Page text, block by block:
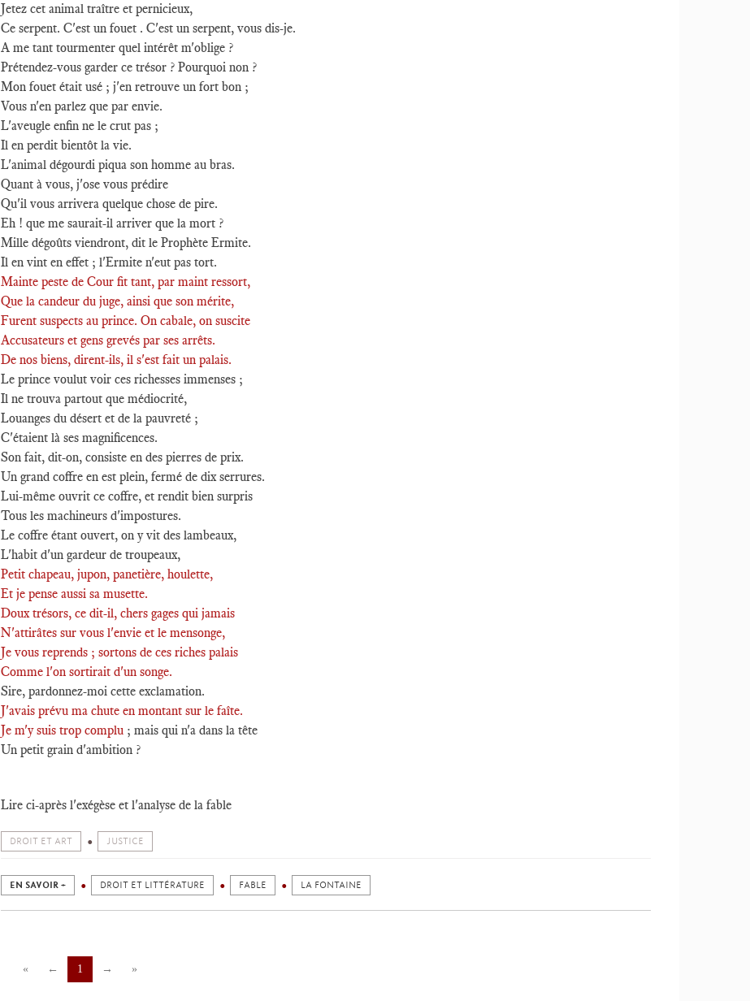
Jetez cet animal traître et pernicieux,
Ce serpent. C'est un fouet . C'est un serpent, vous dis-je.
A me tant tourmenter quel intérêt m'oblige ?
Prétendez-vous garder ce trésor ? Pourquoi non ?
Mon fouet était usé ; j'en retrouve un fort bon ;
Vous n'en parlez que par envie.
L'aveugle enfin ne le crut pas ;
Il en perdit bientôt la vie.
L'animal dégourdi piqua son homme au bras.
Quant à vous, j'ose vous prédire
Qu'il vous arrivera quelque chose de pire.
Eh ! que me saurait-il arriver que la mort ?
Mille dégoûts viendront, dit le Prophète Ermite.
Il en vint en effet ; l'Ermite n'eut pas tort.
Mainte peste de Cour fit tant, par maint ressort,
Que la candeur du juge, ainsi que son mérite,
Furent suspects au prince. On cabale, on suscite
Accusateurs et gens grevés par ses arrêts.
De nos biens, dirent-ils, il s'est fait un palais.
Le prince voulut voir ces richesses immenses ;
Il ne trouva partout que médiocrité,
Louanges du désert et de la pauvreté ;
C'étaient là ses magnificences.
Son fait, dit-on, consiste en des pierres de prix.
Un grand coffre en est plein, fermé de dix serrures.
Lui-même ouvrit ce coffre, et rendit bien surpris
Tous les machineurs d'impostures.
Le coffre étant ouvert, on y vit des lambeaux,
L'habit d'un gardeur de troupeaux,
Petit chapeau, jupon, panetière, houlette,
Et je pense aussi sa musette.
Doux trésors, ce dit-il, chers gages qui jamais
N'attirâtes sur vous l'envie et le mensonge,
Je vous reprends ; sortons de ces riches palais
Comme l'on sortirait d'un songe.
Sire, pardonnez-moi cette exclamation.
J'avais prévu ma chute en montant sur le faîte.
Je m'y suis trop complu ; mais qui n'a dans la tête
Un petit grain d'ambition ?
Lire ci-après l'exégèse et l'analyse de la fable
DROIT ET ART JUSTICE
EN SAVOIR + DROIT ET LITTÉRATURE FABLE LA FONTAINE
« ← 1 → »